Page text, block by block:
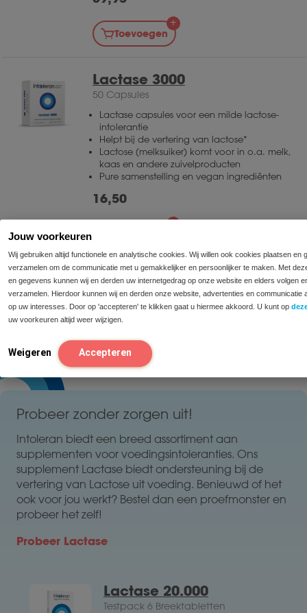
Jouw voorkeuren
Wij gebruiken altijd functionele en analytische cookies. Wij willen ook cookies plaatsen en
verzamelen om de communicatie met u gemakkelijker en persoonlijker te maken. Met
en gegevens kunnen wij en derden uw internetgedrag op onze website en elders volgen
verzamelen. Hierdoor kunnen wij en derden onze website, advertenties en communicatie
op uw interesses. Door op 'accepteren' te klikken gaat u hiermee akkoord. U kunt op
uw voorkeuren altijd weer wijzigen.
Weigeren Accepteren
Toevoegen
Lactase 3000
50 Capsules
Lactase capsules voor een milde lactose-
intolerantie
Helpt bij de vertering van lactose*
Lactose (melksuiker) komt voor in o.a. melk,
kaas en andere zuivelproducten
Pure samenstelling en vegan ingrediënten
16,50
← 1 2 3 →
Probeer zonder zorgen uit!
Intoleran biedt een breed assortiment aan
supplementen voor voedingsintoleranties. Ons
supplement Lactase biedt ondersteuning bij de
vertering van Lactose uit voeding. Benieuwd of het
ook voor jou werkt? Bestel dan een proefmonster en
probeer het zelf!
Probeer Lactase
Lactase 20.000
Testpack 6 Breektabletten